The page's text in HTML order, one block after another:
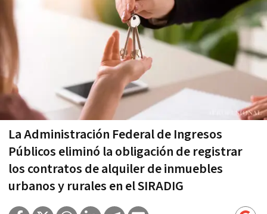
La Administración Federal de Ingresos
Públicos eliminó la obligación de registrar
los contratos de alquiler de inmuebles
urbanos y rurales en el SIRADIG